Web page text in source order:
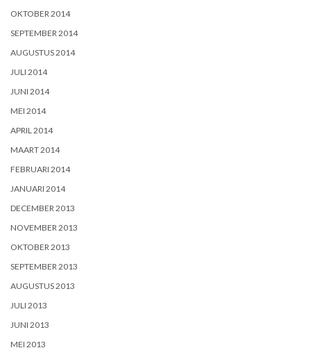
OKTOBER 2014
SEPTEMBER 2014
AUGUSTUS 2014
JULI 2014
JUNI 2014
MEI 2014
APRIL 2014
MAART 2014
FEBRUARI 2014
JANUARI 2014
DECEMBER 2013
NOVEMBER 2013
OKTOBER 2013
SEPTEMBER 2013
AUGUSTUS 2013
JULI 2013
JUNI 2013
MEI 2013